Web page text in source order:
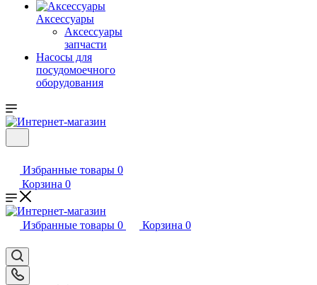
Аксессуары
Аксессуары
запчасти
Насосы для
посудомоечного
оборудования
Избранные товары 0
Корзина 0
Избранные товары 0 Корзина 0